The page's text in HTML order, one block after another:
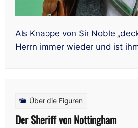
Als Knappe von Sir Noble
Herrn immer wieder und ist
Über die Figuren
Der Sheriff von Nottingham